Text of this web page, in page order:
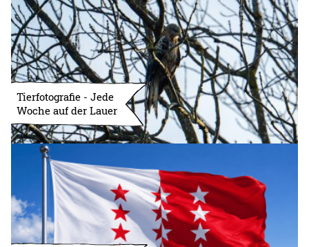
Tierfotografie - Jede
Woche auf der Lauer